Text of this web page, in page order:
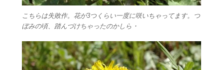
こちらは失敗作。花が3つくらい一度に咲いちゃってます。つ
ぼみの頃、踏んづけちゃったのかしら・